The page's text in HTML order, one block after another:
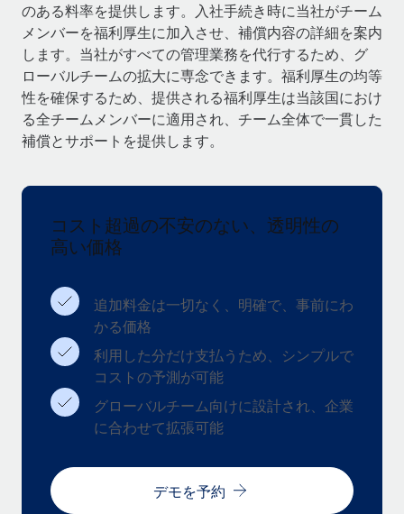
バックグラウンドチェック
候補者の選考プロセスをシンプルに
Compliance Watchtower
コンプライアンスリスクを先回りして対応
デバイス管理
ITデバイスを世界規模で提供・管理
法人設立
移住・転勤
福利厚生
従業員の福利厚生を簡単に管理
活用事例
すべてのリソースを表示する
ブログ
グローバル給与処理
税務
Remoteの製品アップデート：GustoとXeroの統合お
よびContractor Management Plus（契約社員管理
プラス）
Remoteの使命は、世界のどこにいても、あらゆる規模の企業が
ることです。この数週間で、新しい統合、機能、改良点をリリー
スしました。...
のある料率を提供します。入社手続き時に当社がチーム
メンバーを福利厚生に加入させ、補償内容の詳細を案内
します。当社がすべての管理業務を代行するため、グ
ローバルチームの拡大に専念できます。福利厚生の均等
性を確保するため、提供される福利厚生は当該国におけ
る全チームメンバーに適用され、チーム全体で一貫した
補償とサポートを提供します。
コスト超過の不安のない、透明性の
高い価格
追加料金は一切なく、明確で、事前にわ
かる価格
利用した分だけ支払うため、シンプルで
コストの予測が可能
グローバルチーム向けに設計され、企業
に合わせて拡張可能
デモを予約